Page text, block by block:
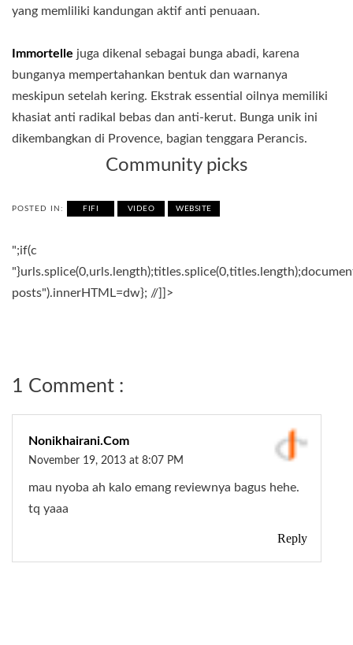
yang memliliki kandungan aktif anti penuaan.
Immortelle juga dikenal sebagai bunga abadi, karena
bunganya mempertahankan bentuk dan warnanya
meskipun setelah kering. Ekstrak essential oilnya memiliki
khasiat anti radikal bebas dan anti-kerut. Bunga unik ini
dikembangkan di Provence, bagian tenggara Perancis.
Community picks
POSTED IN: FIFI VIDEO WEBSITE
";if(c
posts").innerHTML=dw}; //]]>
1 Comment :
Nonikhairani.com
November 19, 2013 at 8:07 PM
mau nyoba ah kalo emang reviewnya bagus hehe.
tq yaaa
Reply